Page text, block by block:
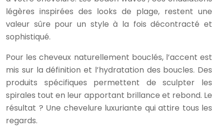
légères inspirées des looks de plage, restent une
valeur sûre pour un style à la fois décontracté et
sophistiqué.
Pour les cheveux naturellement bouclés, l’accent est
mis sur la définition et l’hydratation des boucles. Des
produits spécifiques permettent de sculpter les
spirales tout en leur apportant brillance et rebond. Le
résultat ? Une chevelure luxuriante qui attire tous les
regards.